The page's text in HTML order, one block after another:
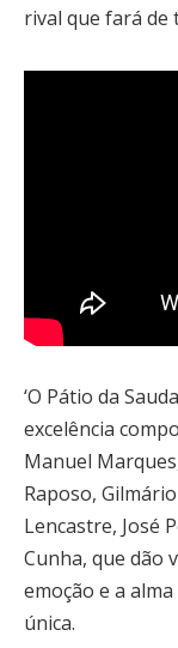
rival que fará de
‘O Pátio da
excelência
Manuel
Raposo,
Lencastre, José
Cunha, que dão
emoção e a
única.